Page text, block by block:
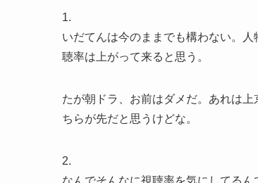
1.
いだてんは今のままでも構わない。
聴率は上がって来ると思う。
たが朝ドラ、お前はダメだ。あれは
ちらが先だと思うけどな。
2.
なんでそんなに視聴率を気にしてるん